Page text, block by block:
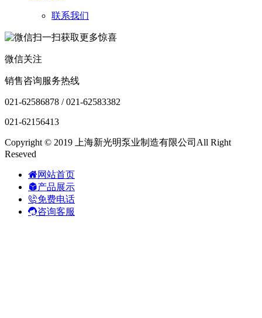
联系我们
微信关注
销售咨询服务热线
021-62586878 / 021-62583382
021-62156413
Copyright © 2019 上海新光明泵业制造有限公司All Right
Reseved
网站首页
产品展示
免费电话
咨询客服